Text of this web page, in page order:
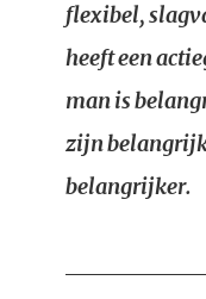
flexibel,
heeft een
man is
zijn
belangrijker.